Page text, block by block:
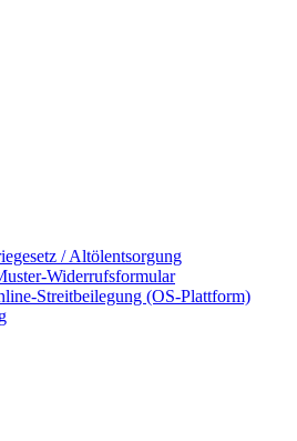
/ Altölentsorgung
Widerrufsformular
Streitbeilegung (OS-Plattform)